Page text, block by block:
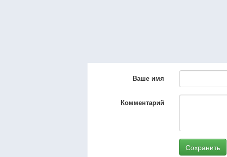
Ваше имя
Комментарий
Сохранить